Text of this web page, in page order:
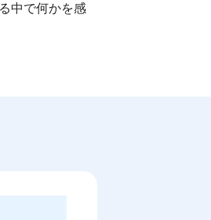
中で何かを感